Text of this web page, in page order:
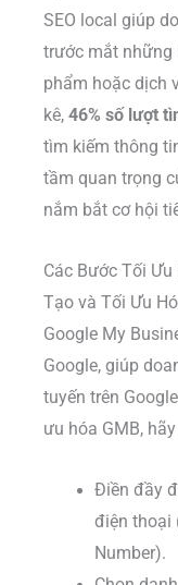
SEO local giúp
trước mắt những
phẩm hoặc dịch
kê, 46% số lượt
tìm kiếm thông
tầm quan trọng
nắm bắt cơ hội
Các Bước Tối Ưu
Tạo và Tối Ưu
Google My
Google, giúp
tuyến trên
ưu hóa GMB,
Điền đầy
điện thoại
Number).